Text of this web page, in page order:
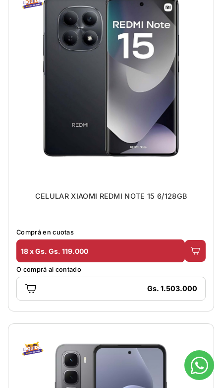
CELULAR XIAOMI REDMI NOTE 15 6/128GB
Comprá en cuotas
18 x Gs. Gs. 119.000
O comprá al contado
Gs. 1.503.000